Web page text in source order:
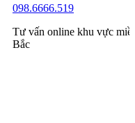
098.6666.519
Tư vấn online khu vực
Bắc